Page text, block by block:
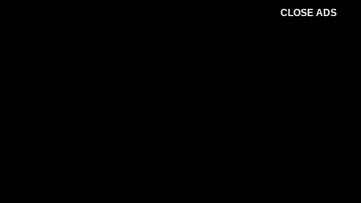
CLOSE ADS